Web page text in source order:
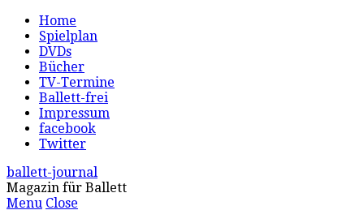
Home
Spielplan
DVDs
Bücher
TV-Termine
Ballett-frei
Impressum
facebook
Twitter
ballett-journal
Magazin für Ballett
Menu Close